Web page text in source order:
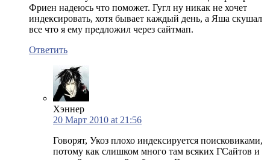
Фриен надеюсь что поможет. Гугл ну никак не хочет
индексировать, хотя бывает каждый день, а Яша скушал
все что я ему предложил через сайтмап.
Ответить
Хэннер
20 Март 2010 at 21:56
Говорят, Укоз плохо индексируется поисковиками,
потому как слишком много там всяких ГСайтов и